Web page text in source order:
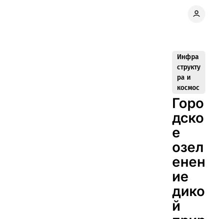
Инфра
структу
ра и
космос
Горо
дско
е
озел
енен
ие
дико
й